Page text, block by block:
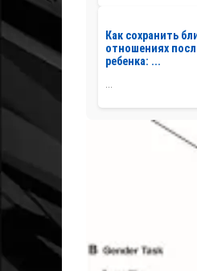
Как сохранить
отношениях
ребенка: ...